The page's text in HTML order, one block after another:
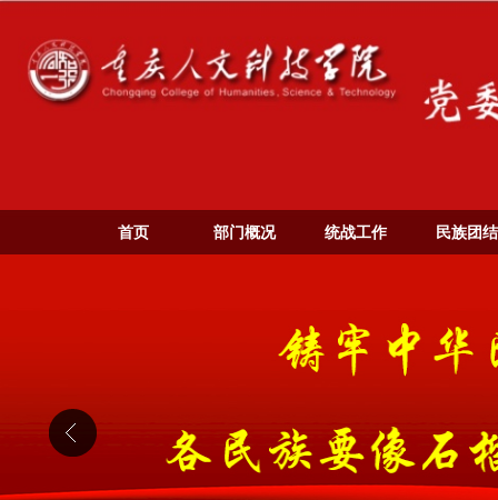
首页 部门概况 统战工作 民族团结